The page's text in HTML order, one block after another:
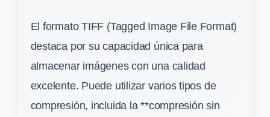
El formato TIFF (Tagged Image File Format)
destaca por su capacidad única para
almacenar imágenes con una calidad
excelente. Puede utilizar varios tipos de
compresión, incluida la **compresión sin